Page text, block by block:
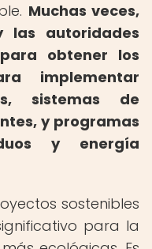
Muchas veces,
las autoridades
obtener los
implementar
sistemas de
y programas
y energía
sostenibles
para la